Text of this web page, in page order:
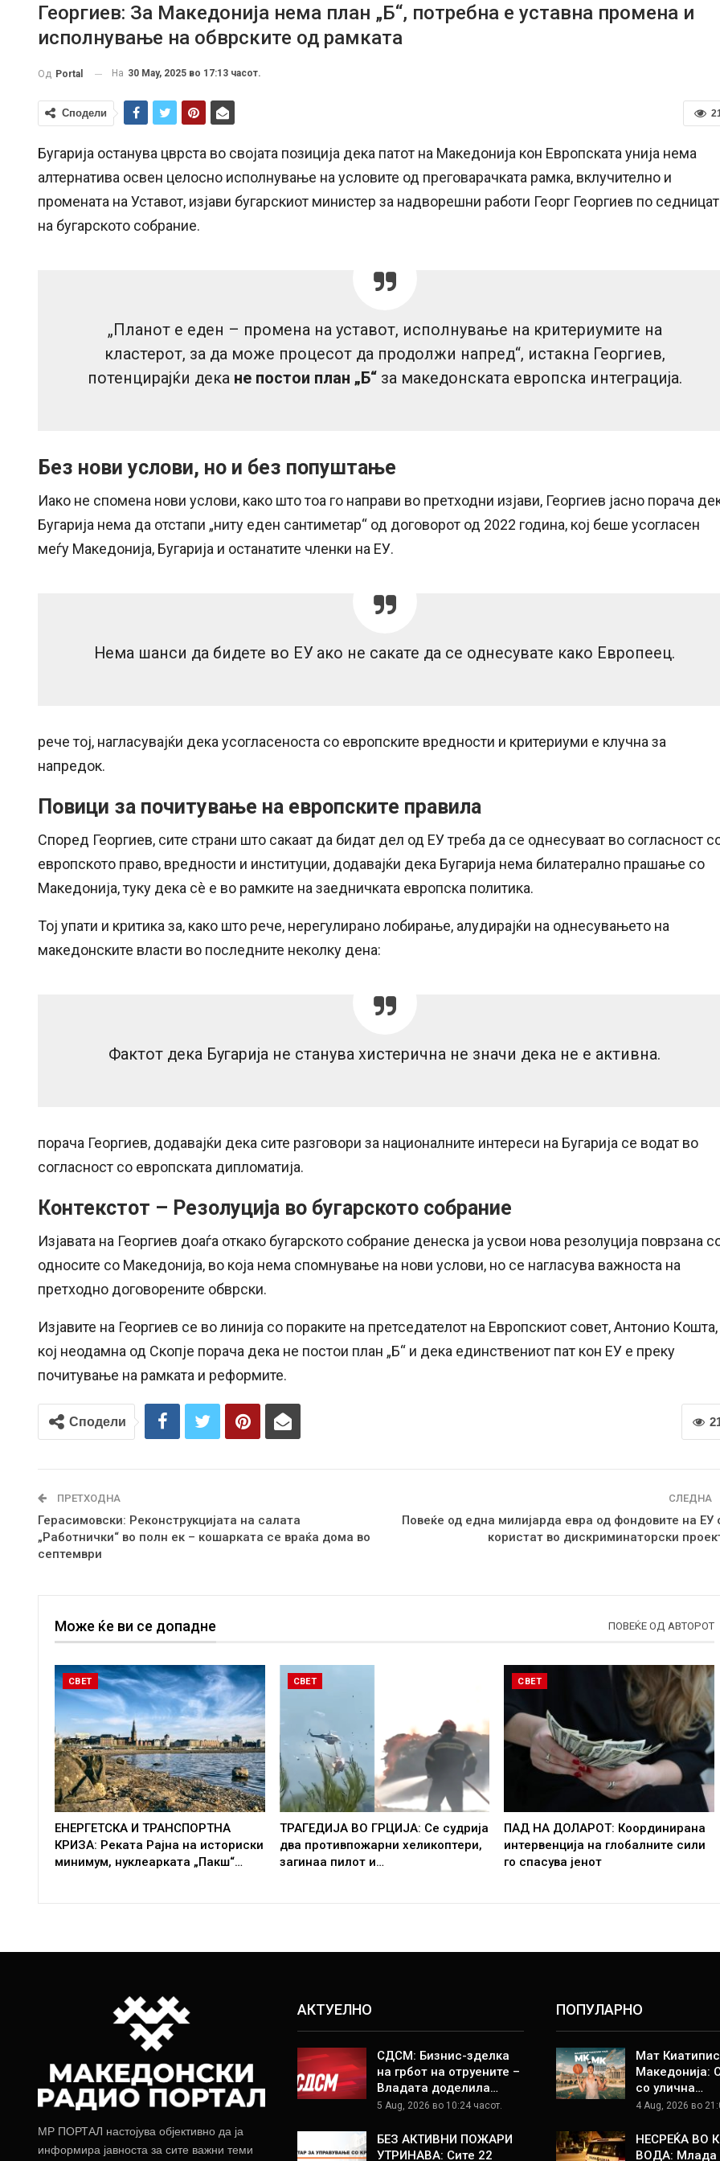
Георгиев: За Македонија нема план „Б“, потребна е уставна промена и
исполнување на обврските од рамката
Од Portal На 30 May, 2025 во 17:13 часот.
Сподели
Бугарија останува цврста во својата позиција дека патот на Македонија кон Европската унија нема
алтернатива освен целосно исполнување на условите од преговарачката рамка, вклучително и
промената на Уставот, изјави бугарскиот министер за надворешни работи Георг Георгиев по
на бугарското собрание.
„Планот е еден – промена на уставот, исполнување на критериумите на
кластерот, за да може процесот да продолжи напред“, истакна Георгиев,
потенцирајќи дека не постои план „Б“за македонската европска интеграција.
Без нови услови, но и без попуштање
Иако не спомена нови услови, како што тоа го направи во претходни изјави, Георгиев јасно порача
Бугарија нема да отстапи „ниту еден сантиметар“ од договорот од 2022 година, кој беше усогласен
меѓу Македонија, Бугарија и останатите членки на ЕУ.
Нема шанси да бидете во ЕУ ако не сакате да се однесувате како Европеец.
рече тој, нагласувајќи дека усогласеноста со европските вредности и критериуми е клучна за
напредок.
Повици за почитување на европските правила
Според Георгиев, сите страни што сакаат да бидат дел од ЕУ треба да се однесуваат во согласност
европското право, вредности и институции, додавајќи дека Бугарија нема билатерално прашање со
Македонија, туку дека сè е во рамките на заедничката европска политика.
Тој упати и критика за, како што рече, нерегулирано лобирање, алудирајќи на однесувањето на
македонските власти во последните неколку дена:
Фактот дека Бугарија не станува хистерична не значи дека не е активна.
порача Георгиев, додавајќи дека сите разговори за националните интереси на Бугарија се водат во
согласност со европската дипломатија.
Контекстот – Резолуција во бугарското собрание
Изјавата на Георгиев доаѓа откако бугарското собрание денеска ја усвои нова резолуција поврзана
односите со Македонија, во која нема спомнување на нови услови, но се нагласува важноста на
претходно договорените обврски.
Изјавите на Георгиев се во линија со пораките на претседателот на Европскиот совет, Антонио Кошта,
кој неодамна од Скопје порача дека не постои план „Б“ и дека единствениот пат кон ЕУ е преку
почитување на рамката и реформите.
Сподели
ПРЕТХОДНА
Герасимовски: Реконструкцијата на салата
„Работнички“ во полн ек – кошарката се враќа дома во
септември
СЛЕДНА
Повеќе од една милијарда евра од фондовите на ЕУ
користат во дискриминаторски
Може ќе ви се допадне ПОВЕЌЕ ОД АВТОРОТ
СВЕТ
ЕНЕРГЕТСКА И ТРАНСПОРТНА
КРИЗА: Реката Рајна на историски
минимум, нуклеарката „Пакш“…
СВЕТ
ТРАГЕДИЈА ВО ГРЦИЈА: Се судрија
два противпожарни хеликоптери,
загинаа пилот и…
СВЕТ
ПАД НА ДОЛАРОТ: Координирана
интервенција на глобалните сили
го спасува јенот
МР ПОРТАЛ настојува објективно да ја
информира јавноста за сите важни теми
АКТУЕЛНО
СДСМ: Бизнис-зделка
на грбот на отруените –
Владата доделила…
5 Aug, 2026 во 10:24 часот.
БЕЗ АКТИВНИ ПОЖАРИ
УТРИНАВА: Сите 22
ПОПУЛАРНО
Мат
Македонија:
со улична…
4 Aug, 2026 во
НЕСРЕЌА ВО
ВОДА: Млада